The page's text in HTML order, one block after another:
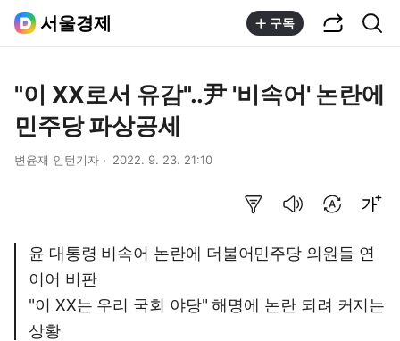
서울경제 구독
"이 XX로서 유감"..尹 '비속어' 논란에
민주당 파상공세
변윤재 인턴기자 2022. 9. 23. 21:10
윤 대통령 비속어 논란에 더불어민주당 의원들 연
이어 비판
"이 XX는 우리 국회 야당" 해명에 논란 되려 커지는
상황